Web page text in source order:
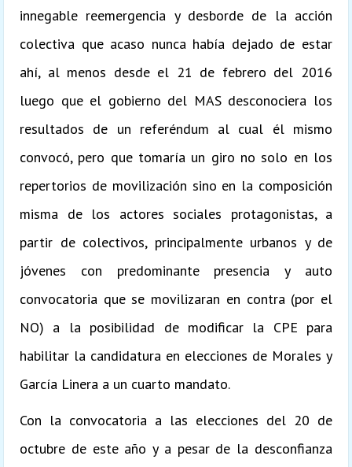
innegable reemergencia y desborde de la acción
colectiva que acaso nunca había dejado de estar
ahí, al menos desde el 21 de febrero del 2016
luego que el gobierno del MAS desconociera los
resultados de un referéndum al cual él mismo
convocó, pero que tomaría un giro no solo en los
repertorios de movilización sino en la composición
misma de los actores sociales protagonistas, a
partir de colectivos, principalmente urbanos y de
jóvenes con predominante presencia y auto
convocatoria que se movilizaran en contra (por el
NO) a la posibilidad de modificar la CPE para
habilitar la candidatura en elecciones de Morales y
García Linera a un cuarto mandato.
Con la convocatoria a las elecciones del 20 de
octubre de este año y a pesar de la desconfianza